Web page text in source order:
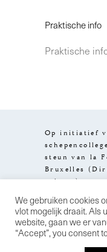
Praktische info
Praktische
Op initiatief
steun van la
Bruxelles
culture), van
het Brussels
Design by
informatie
We gebruiken cookies
vlot mogelijk draait. Als
website, gaan we er
“Accept”, you consent